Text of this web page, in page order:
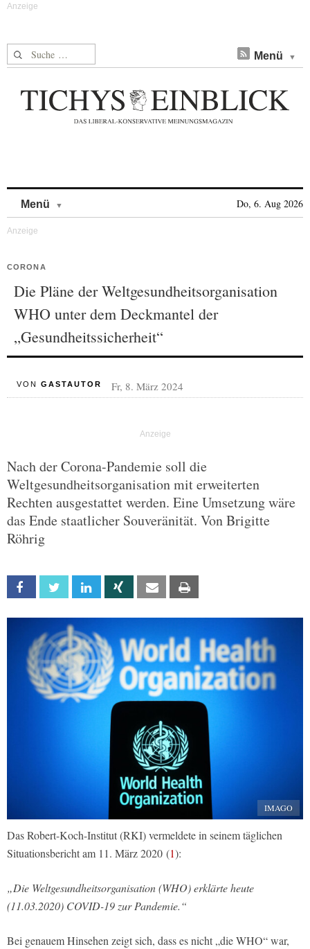
Suche nach: Menü
Menü Do, 6. Aug 2026
CORONA
Die Pläne der Weltgesundheitsorganisation
WHO unter dem Deckmantel der
„Gesundheitssicherheit“
VON GASTAUTOR Fr, 8. März 2024
Nach der Corona-Pandemie soll die
Weltgesundheitsorganisation mit erweiterten
Rechten ausgestattet werden. Eine Umsetzung wäre
das Ende staatlicher Souveränität. Von Brigitte
Röhrig
Facebook Twitter Linkedin Xing Email
IMAGO
Das Robert-Koch-Institut (RKI) vermeldete in seinem täglichen
Situationsbericht am 11. März 2020 (1):
„Die Weltgesundheitsorganisation (WHO) erklärte heute
(11.03.2020) COVID-19 zur Pandemie.“
Bei genauem Hinsehen zeigt sich, dass es nicht „die WHO“ war,